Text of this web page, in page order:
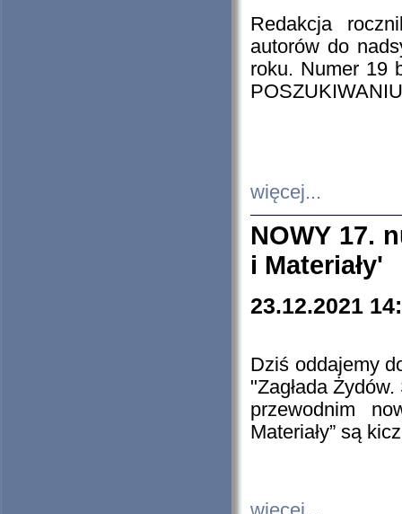
Redakcja
autorów do
roku. Numer 19
więcej...
NOWY 17.
i Materiały'
23.12.2021
Dziś oddajemy
"Zagłada
przewodnim
Materiały” są